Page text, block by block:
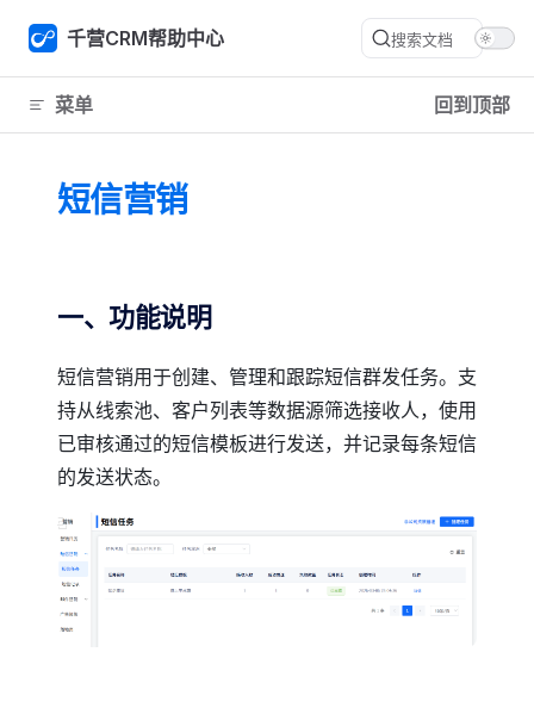
Skip to content
千营CRM帮助中心 搜索文档
菜单 回到顶部
短信营销
一、功能说明
短信营销用于创建、管理和跟踪短信群发任务。支
持从线索池、客户列表等数据源筛选接收人，使用
已审核通过的短信模板进行发送，并记录每条短信
的发送状态。